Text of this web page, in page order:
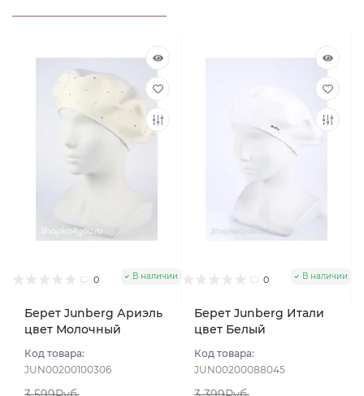
0 В наличии
Берет Junberg Ариэль
цвет Молочный
Код товара:
JUN00200100306
0 В наличии
Берет Junberg Итали
цвет Белый
Код товара:
JUN00200088045